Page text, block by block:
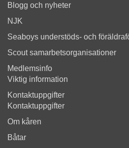
Blogg och nyheter
NJK
Seaboys understöds- och
Scout samarbetsorganisationer
Medlemsinfo
Viktig information
Kontaktuppgifter
Kontaktuppgifter
Om kåren
Båtar